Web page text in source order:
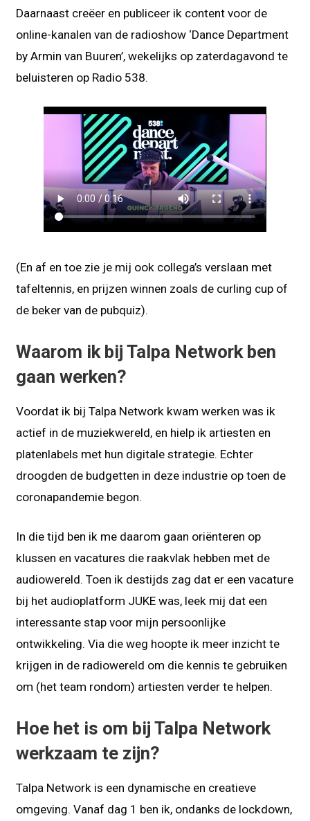
Daarnaast creëer en publiceer ik content voor de
online-kanalen van de radioshow ‘Dance Department
by Armin van Buuren’, wekelijks op zaterdagavond te
beluisteren op Radio 538.
(En af en toe zie je mij ook collega’s verslaan met
tafeltennis, en prijzen winnen zoals de curling cup of
de beker van de pubquiz).
Waarom ik bij Talpa Network ben
gaan werken?
Voordat ik bij Talpa Network kwam werken was ik
actief in de muziekwereld, en hielp ik artiesten en
platenlabels met hun digitale strategie. Echter
droogden de budgetten in deze industrie op toen de
coronapandemie begon.
In die tijd ben ik me daarom gaan oriënteren op
klussen en vacatures die raakvlak hebben met de
audiowereld. Toen ik destijds zag dat er een vacature
bij het audioplatform JUKE was, leek mij dat een
interessante stap voor mijn persoonlijke
ontwikkeling. Via die weg hoopte ik meer inzicht te
krijgen in de radiowereld om die kennis te gebruiken
om (het team rondom) artiesten verder te helpen.
Hoe het is om bij Talpa Network
werkzaam te zijn?
Talpa Network is een dynamische en creatieve
omgeving. Vanaf dag 1 ben ik, ondanks de lockdown,